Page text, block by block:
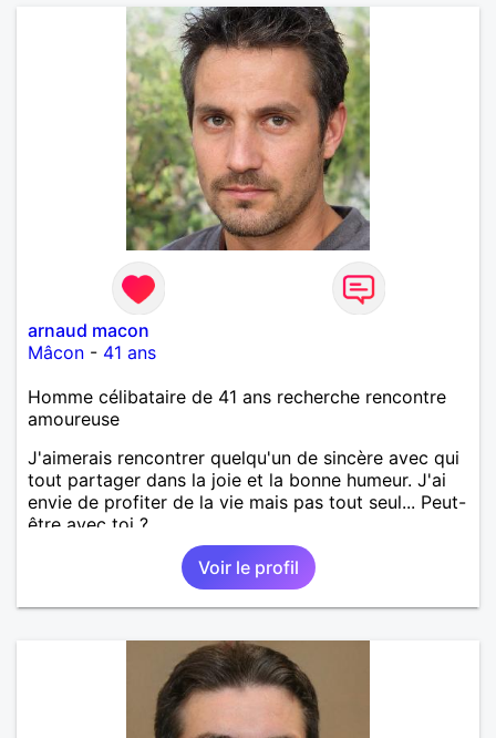
arnaud macon
Mâcon - 41 ans
Homme célibataire de 41 ans recherche rencontre
amoureuse
J'aimerais rencontrer quelqu'un de sincère avec qui
tout partager dans la joie et la bonne humeur. J'ai
envie de profiter de la vie mais pas tout seul... Peut-
être avec toi ?
Voir le profil